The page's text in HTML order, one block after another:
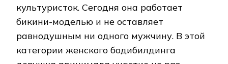
культуристок. Сегодня она работает
бикини-моделью и не оставляет
равнодушным ни одного мужчину. В этой
категории женского бодибилдинга